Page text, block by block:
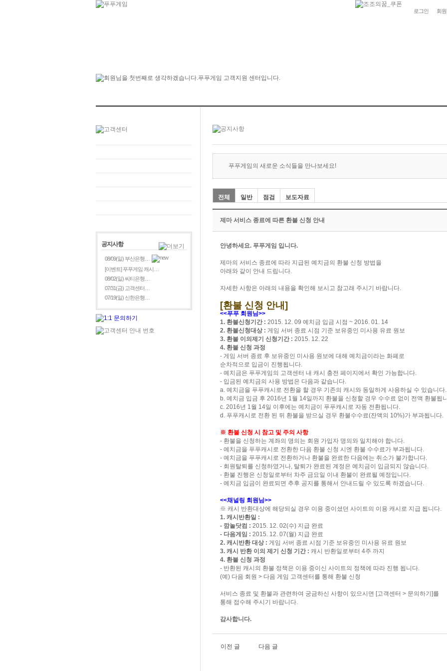
로그인 회
공지사항
08/09(일) 부산은행…
[이벤트] 푸푸게임 캐시…
08/02(일) 씨티은행…
07/31(금) 고객센터…
07/19(일) 신한은행…
푸푸게임의 새로운 소식들을 만나보세요!
전체 일반 점검 보도자료
제마 서비스 종료에 따른 환불 신청 안내
안녕하세요. 푸푸게임 입니다.
제마의 서비스 종료에 따라 지급된 예치금의 환불 신청 방법을
아래와 같이 안내 드립니다.
자세한 사항은 아래의 내용을 확인해 보시고 참고래 주시기 바랍니다.
[환불 신청 안내]
<<푸푸 회원님>>
1. 환불신청기간 : 2015. 12. 09 예치금 입금 시점 ~ 2016. 01. 14
2. 환불신청대상 : 게임 서버 종료 시점 기준 보유중인 미사용 유료 원보
3. 환불 이의제기 신청기간 : 2015. 12. 22
4. 환불 신청 과정
- 게임 서버 종료 후 보유중인 미사용 원보에 대해 예치금이라는 화폐로
순차적으로 입금이 진행됩니다.
- 예치금은 푸푸게임의 고객센터 내 캐시 충전 페이지에서 확인 가능합니다.
- 입금된 예치금의 사용 방법은 다음과 같습니다.
a. 예치금을 푸푸캐시로 전환을 할 경우 기존의 캐시와 동일하게 사용하실 수 있습니다.
b. 예치금 입금 후 2016년 1월 14일까지 환불을 신청할 경우 수수료 없이 전액 환불됩
c. 2016년 1월 14일 이후에는 예치금이 푸푸캐시로 자동 전환됩니다.
d. 푸푸캐시로 전환 된 뒤 환불을 받으실 경우 환불수수료(잔액의 10%)가 부과됩니다.
※ 환불 신청 시 참고 및 주의 사항
- 환불을 신청하는 계좌의 명의는 회원 가입자 명의와 일치해야 합니다.
- 예치금을 푸푸캐시로 전환한 다음 환불 신청 시엔 환불 수수료가 부과됩니다.
- 예치금을 푸푸캐시로 전환하거나 환불을 완료한 다음에는 취소가 불가합니다.
- 회원탈퇴를 신청하였거나, 탈퇴가 완료된 계정은 예치금이 입금되지 않습니다.
- 환불 진행은 신청일로부터 차주 금요일 이내 환불이 완료될 예정입니다.
- 예치금 입금이 완료되면 추후 공지를 통해서 안내드릴 수 있도록 하겠습니다.
<<채널링 회원님>>
※ 캐시 반환대상에 해당되실 경우 이용 중이셨던 사이트의 이용 캐시로 지급 됩니다.
1. 캐시반환일 :
- 깜놀닷컴 : 2015. 12. 02(수) 지급 완료
- 다음게임 : 2015. 12. 07(월) 지급 완료
2. 캐시반환 대상 : 게임 서버 종료 시점 기준 보유중인 미사용 유료 원보
3. 캐시 반환 이의 제기 신청 기간 : 캐시 반환일로부터 4주 까지
4. 환불 신청 과정
- 반환된 캐시의 환불 정책은 이용 중이신 사이트의 정책에 따라 진행 됩니다.
(예) 다음 회원 > 다음 게임 고객센터를 통해 환불 신청
서비스 종료 및 환불과 관련하여 궁금하신 사항이 있으시면 [고객센터 > 문의하기]를
통해 접수해 주시기 바랍니다.
감사합니다.
이전 글 다음 글